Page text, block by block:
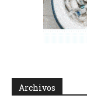
Archivos